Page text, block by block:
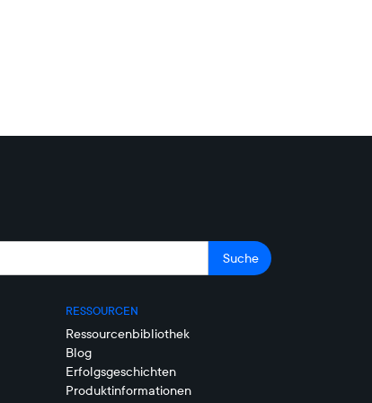
RESSOURCEN
Ressourcenbibliothek
Blog
Erfolgsgeschichten
Produktinformationen